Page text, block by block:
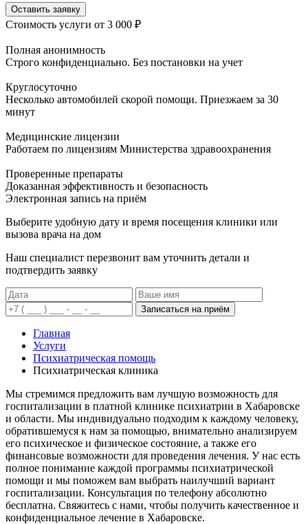
Оставить заявку
Стоимость услуги от 3 000 ₽
Полная анонимность
Строго конфиденциально. Без постановки на учет
Круглосуточно
Несколько автомобилей скорой помощи. Приезжаем за 30
минут
Медицинские лицензии
Работаем по лицензиям Министерства здравоохранения
Проверенные препараты
Доказанная эффективность и безопасность
Электронная запись на приём
Выберите удобную дату и время посещения клиники или
вызова врача на дом
Наш специалист перезвонит вам уточнить детали и
подтвердить заявку
Записаться на приём
Главная
Услуги
Психиатрическая помощь
Психиатрическая клиника
Мы стремимся предложить вам лучшую возможность для
госпитализации в платной клинике психиатрии в Хабаровске
и области. Мы индивидуально подходим к каждому человеку,
обратившемуся к нам за помощью, внимательно анализируем
его психическое и физическое состояние, а также его
финансовые возможности для проведения лечения. У нас есть
полное понимание каждой программы психиатрической
помощи и мы поможем вам выбрать наилучший вариант
госпитализации. Консультация по телефону абсолютно
бесплатна. Свяжитесь с нами, чтобы получить качественное и
конфиденциальное лечение в Хабаровске.